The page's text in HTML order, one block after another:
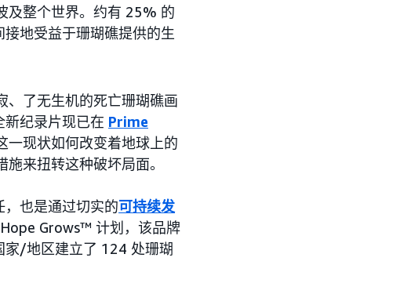
及整个世界。约有 25% 的
地受益于珊瑚礁提供的生
、了无生机的死亡珊瑚礁画
新纪录片现已在 Prime
一现状如何改变着地球上的
来扭转这种破坏局面。
，也是通过切实的可持续发
Grows™ 计划，该品牌
家/地区建立了 124 处珊瑚